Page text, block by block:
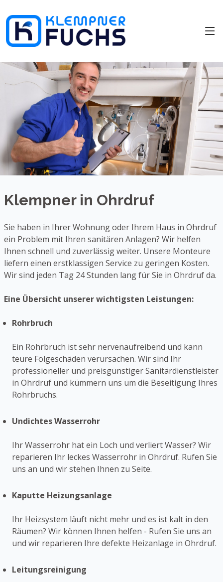
Klempner in Ohrdruf
Sie haben in Ihrer Wohnung oder Ihrem Haus in Ohrdruf
ein Problem mit Ihren sanitären Anlagen? Wir helfen
Ihnen schnell und zuverlässig weiter. Unsere Monteure
liefern einen erstklassigen Service zu geringen Kosten.
Wir sind jeden Tag 24 Stunden lang für Sie in Ohrdruf da.
Eine Übersicht unserer wichtigsten Leistungen:
Rohrbruch
Ein Rohrbruch ist sehr nervenaufreibend und kann
teure Folgeschäden verursachen. Wir sind Ihr
professioneller und preisgünstiger Sanitärdienstleister
in Ohrdruf und kümmern uns um die Beseitigung Ihres
Rohrbruchs.
Undichtes Wasserrohr
Ihr Wasserrohr hat ein Loch und verliert Wasser? Wir
reparieren Ihr leckes Wasserrohr in Ohrdruf. Rufen Sie
uns an und wir stehen Ihnen zu Seite.
Kaputte Heizungsanlage
Ihr Heizsystem läuft nicht mehr und es ist kalt in den
Räumen? Wir können Ihnen helfen - Rufen Sie uns an
und wir reparieren Ihre defekte Heizanlage in Ohrdruf.
Leitungsreinigung